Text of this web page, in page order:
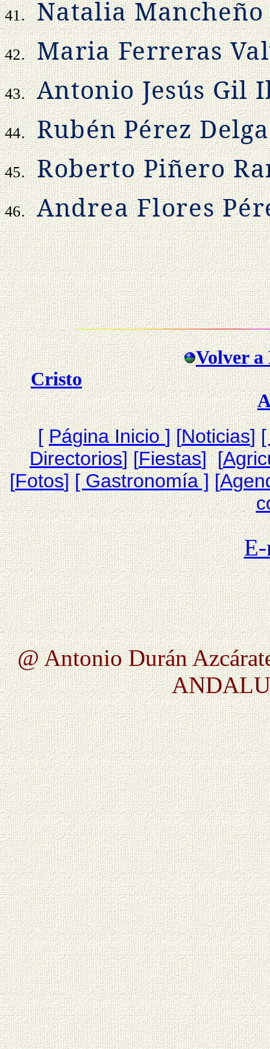
41. Natalia
42. Maria Ferreras
43. Antonio Jesús Gil
44. Rubén Pérez
45. Roberto Piñero
46. Andrea Flores
Volver a
Cristo
[Página Inicio ][Noticias]
Directorios] [Fiestas] [
[Fotos][ Gastronomía ][
@ Antonio Durán